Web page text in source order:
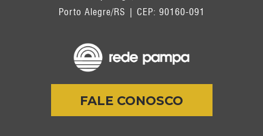
Porto Alegre/RS | CEP: 90160-091
FALE CONOSCO